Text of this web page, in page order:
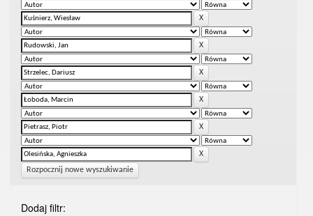
Rozpocznij nowe wyszukiwanie
Dodaj filtr: